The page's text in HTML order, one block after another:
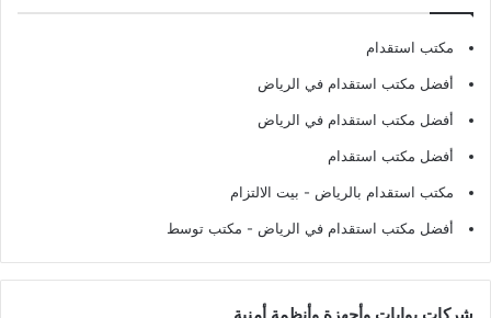
مكتب استقدام
أفضل مكتب استقدام في الرياض
أفضل مكتب استقدام في الرياض
أفضل مكتب استقدام
مكتب استقدام بالرياض - بيت الالتزام
أفضل مكتب استقدام في الرياض - مكتب توسط
شركات بوابات وأجهزة وأنظمة أمنية